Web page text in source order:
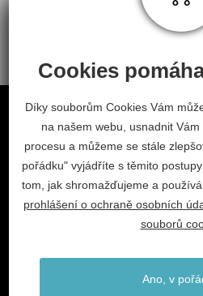
Obchodní
Odstoupení od
Nastavení
2026 ©
+420 568 620
Cookies
Díky souborům Cookies Vám
na našem webu, usnadnit
procesu a můžeme se stále
pořádku" vyjádříte s těmito
tom, jak shromažďujeme a
prohlášení o ochraně osobních
souborů
Ano, v